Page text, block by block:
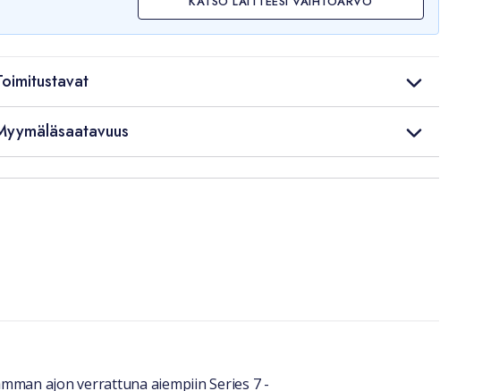
ajon verrattuna aiempiin Series 7 -